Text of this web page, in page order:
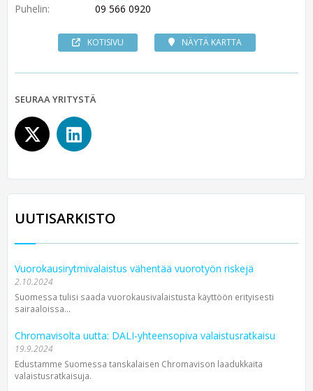
Puhelin:
09 566 0920
KOTISIVU NÄYTÄ KARTTA
SEURAA YRITYSTÄ
UUTISARKISTO
Vuorokausirytmivalaistus vähentää vuorotyön riskejä
2.10.2024
Suomessa tulisi saada vuorokausivalaistusta käyttöön erityisesti
sairaaloissa...
Chromavisolta uutta: DALI-yhteensopiva valaistusratkaisu
19.9.2024
Edustamme Suomessa tanskalaisen Chromavison laadukkaita
valaistusratkaisuja.